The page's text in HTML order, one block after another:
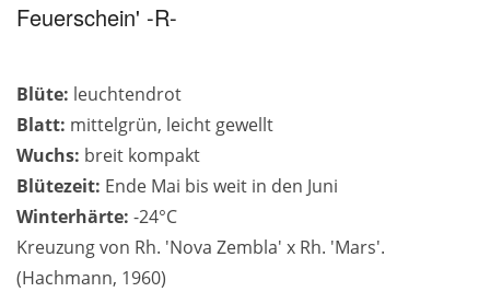
Feuerschein' -R-
Blüte: leuchtendrot
Blatt: mittelgrün, leicht gewellt
Wuchs: breit kompakt
Blütezeit: Ende Mai bis weit in den Juni
Winterhärte: -24°C
Kreuzung von Rh. 'Nova Zembla' x Rh. 'Mars'.
(Hachmann, 1960)